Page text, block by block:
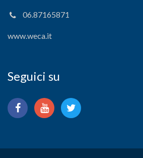
06.87165871
www.weca.it
Seguici su